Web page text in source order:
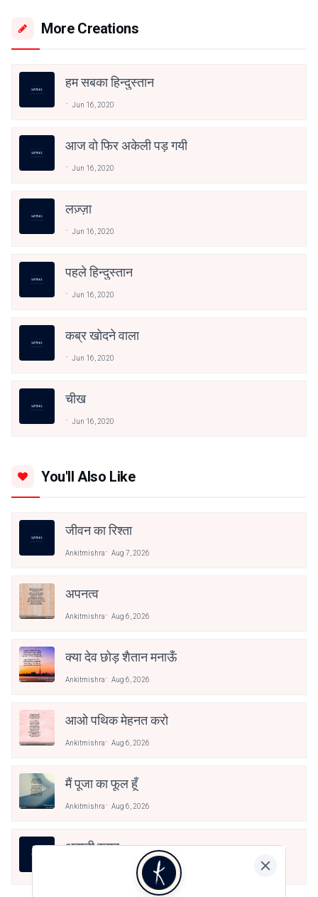
More Creations
हम सबका हिन्दुस्तान
Jun 16, 2020
आज वो फिर अकेली पड़ गयी
Jun 16, 2020
लज़्ज़ा
Jun 16, 2020
पहले हिन्दुस्तान
Jun 16, 2020
कब्र खोदने वाला
Jun 16, 2020
चीख
Jun 16, 2020
You'll Also Like
जीवन का रिश्ता
Ankitmishra Aug 7, 2026
अपनत्व
Ankitmishra Aug 6, 2026
क्या देव छोड़ शैतान मनाऊँ
Ankitmishra Aug 6, 2026
आओ पथिक मेहनत करो
Ankitmishra Aug 6, 2026
मैं पूजा का फूल हूँ
Ankitmishra Aug 6, 2026
असली स्वाद
Aug 6, 2026